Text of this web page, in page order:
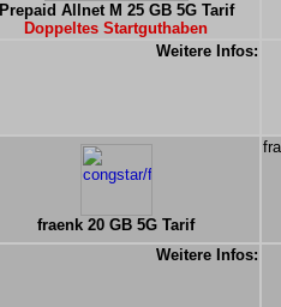
Prepaid Allnet M 25 GB 5G Tarif
Doppeltes Startguthaben
Weitere Infos:
fraenk 20 GB 5G Tarif
Weitere Infos: